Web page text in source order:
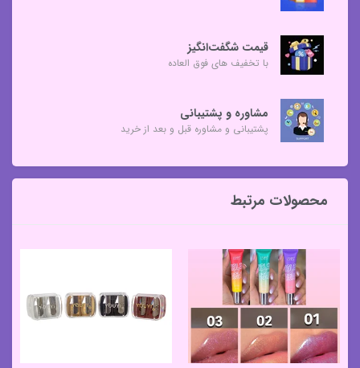
قیمت شگفت‌انگیز
با تخفیف های فوق العاده
مشاوره و پشتیبانی
پشتیبانی و مشاوره قبل و بعد از خرید
محصولات مرتبط